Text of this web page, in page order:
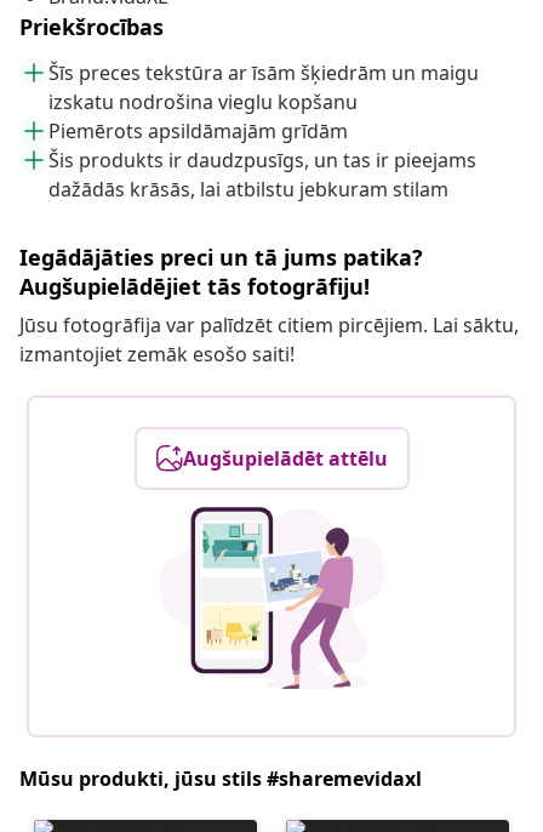
Priekšrocības
Šīs preces tekstūra ar īsām šķiedrām un maigu
izskatu nodrošina vieglu kopšanu
Piemērots apsildāmajām grīdām
Šis produkts ir daudzpusīgs, un tas ir pieejams
dažādās krāsās, lai atbilstu jebkuram stilam
Iegādājāties preci un tā jums patika?
Augšupielādējiet tās fotogrāfiju!
Jūsu fotogrāfija var palīdzēt citiem pircējiem. Lai sāktu,
izmantojiet zemāk esošo saiti!
Augšupielādēt attēlu
Mūsu produkti, jūsu stils #sharemevidaxl